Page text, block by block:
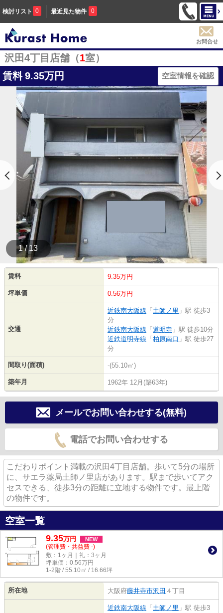
検討リスト 0 最近見た物件 0
お問合せ
沢田4丁目店舗（1室）
賃料 9.35万円 空室情報を確認
1 / 13
賃料 9.35万円
坪単価 0.56万円
交通
近鉄南大阪線 「 土師ノ里 」駅 徒歩3
分
近鉄南大阪線 「 道明寺 」駅 徒歩10分
近鉄道明寺線 「 柏原南口 」駅 徒歩27
分
間取り(面積) -(55.10㎡)
築年月 1962年 12月(築63年)
メールでお問い合わせする(無料)
電話でお問い合わせする
こだわりポイント満載の沢田4丁目店舗。歩いて5分の場所
に、サエラ薬局土師ノ里店があります。駅まで歩いてアク
セスできる、徒歩3分の距離に立地する物件です。最上階
の物件です。
空室一覧
9.35万円 NEW
(管理費・共益費 -)
敷：1ヶ月｜礼：3ヶ月
坪単価： 0.56万円
1-2階 / 55.10㎡ / 16.66坪
所在地 大阪府藤井寺市沢田 ４丁目
近鉄南大阪線 「 土師ノ里 」駅 徒歩3